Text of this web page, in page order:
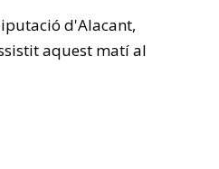
d'Alacant,
aquest matí al